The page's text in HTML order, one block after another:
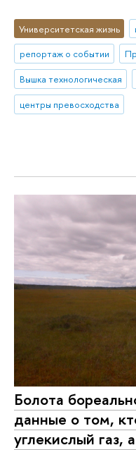
Университетская жизнь
репортаж о событии
Вышка технологическая
центры превосходства
Болота
данные о том,
углекислый газ,